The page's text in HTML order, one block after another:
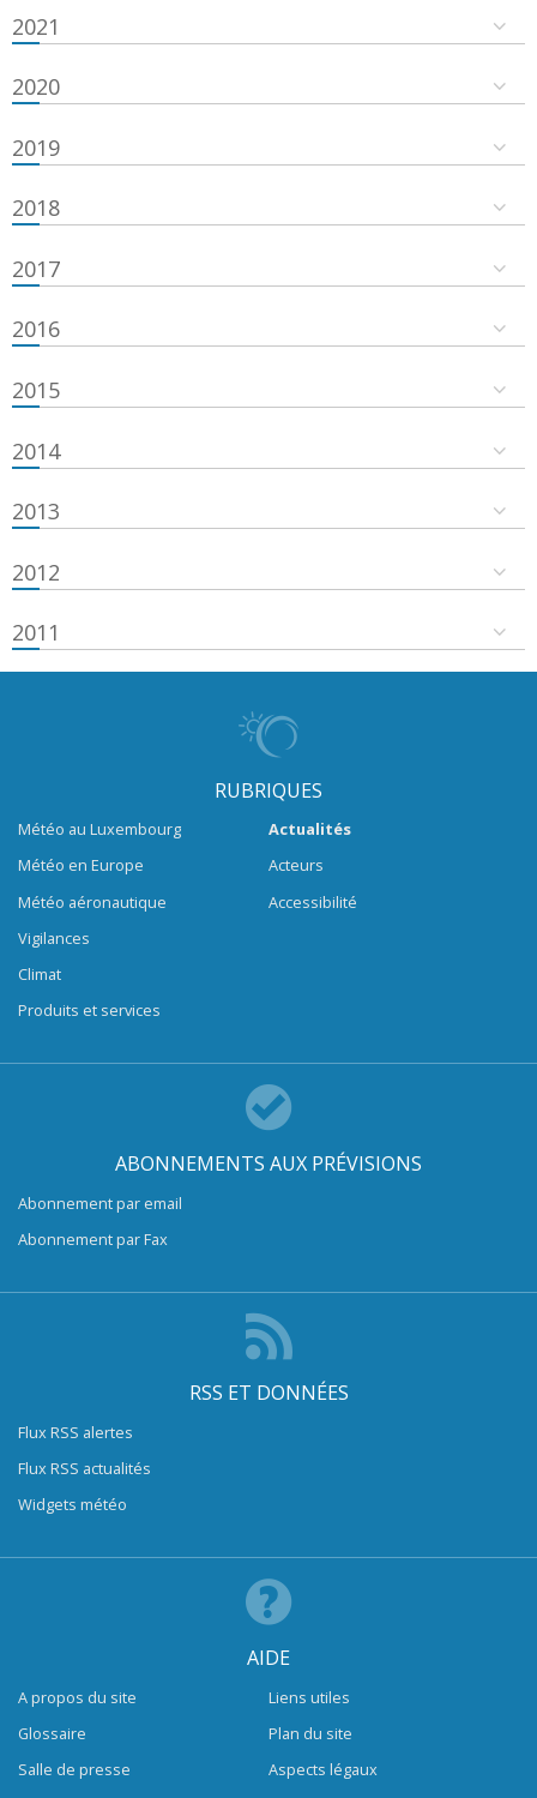
2021
2020
2019
2018
2017
2016
2015
2014
2013
2012
2011
RUBRIQUES
Météo au Luxembourg
Météo en Europe
Météo aéronautique
Vigilances
Climat
Produits et services
Actualités
Acteurs
Accessibilité
ABONNEMENTS AUX PRÉVISIONS
Abonnement par email
Abonnement par Fax
RSS ET DONNÉES
Flux RSS alertes
Flux RSS actualités
Widgets météo
AIDE
A propos du site
Glossaire
Salle de presse
Liens utiles
Plan du site
Aspects légaux